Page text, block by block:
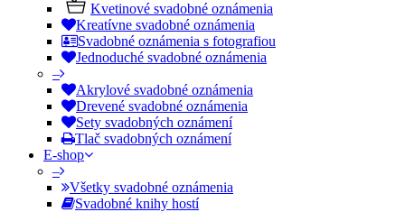
Kvetinové svadobné oznámenia
Kreatívne svadobné oznámenia
Svadobné oznámenia s fotografiou
Jednoduché svadobné oznámenia
–
Akrylové svadobné oznámenia
Drevené svadobné oznámenia
Sety svadobných oznámení
Tlač svadobných oznámení
E-shop
–
Všetky svadobné oznámenia
Svadobné knihy hostí